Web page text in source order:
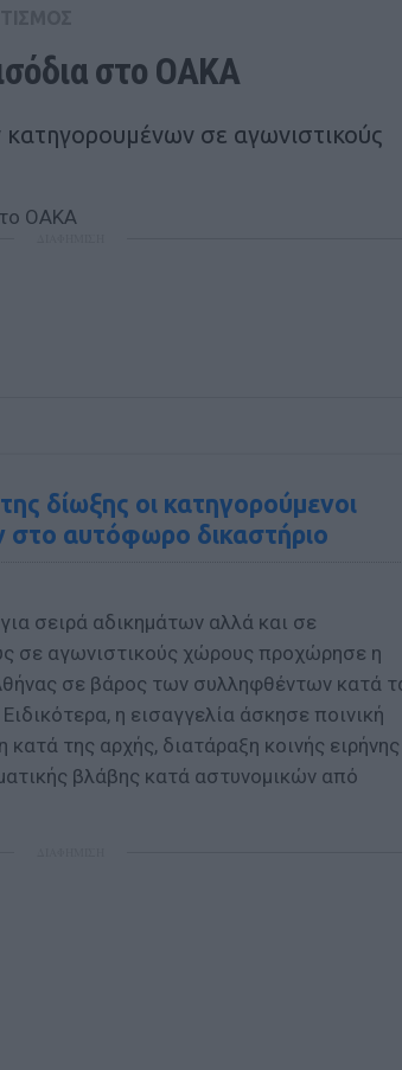
στο ΟΑΚΑ
σε αγωνιστικούς
δίωξης οι κατηγορούμενοι
αυτόφωρο δικαστήριο
σειρά αδικημάτων αλλά και σε
σε αγωνιστικούς χώρους προχώρησε η
σε βάρος των συλληφθέντων κατά
η εισαγγελία άσκησε ποινική
της αρχής, διατάραξη κοινής ειρήνης
βλάβης κατά αστυνομικών από